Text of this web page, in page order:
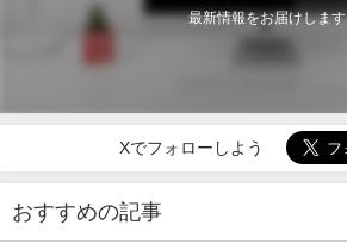
最新情報をお届けします
Xでフォローしよう
おすすめの記事